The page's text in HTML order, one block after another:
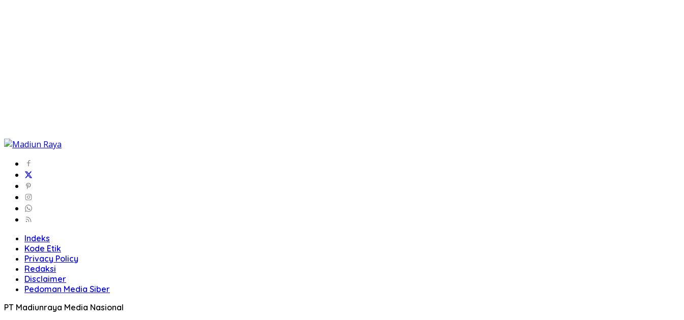
Indeks
Kode Etik
Privacy Policy
Redaksi
Disclaimer
Pedoman Media Siber
PT Madiunraya Media Nasional